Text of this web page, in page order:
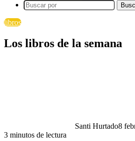
libros
Los libros de la semana
Santi Hurtado8
3 minutos de lectura